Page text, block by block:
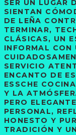
SER UN LUGAR
SIENTAN
DE LEÑA
TERMINAR,
CLÁSICAS, UN
INFORMAL CON
SERVICIO
ENCANTO DE
ESSCHE
Y LA
PERO
PERSONAL,
HONESTO Y
TRADICIÓN Y